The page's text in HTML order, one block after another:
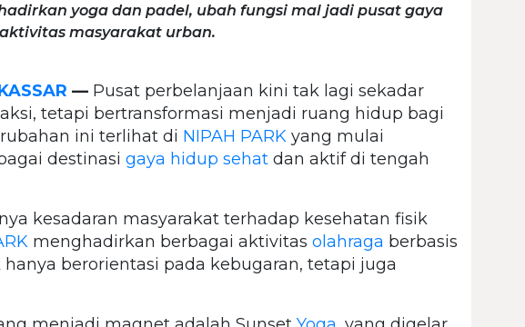
hadirkan yoga dan padel, ubah fungsi mal jadi pusat gaya
masyarakat urban.
— Pusat perbelanjaan kini tak lagi sekadar
tetapi bertransformasi menjadi ruang hidup bagi
ini terlihat di NIPAH PARK yang mulai
destinasi gaya hidup sehat dan aktif di tengah
kesadaran masyarakat terhadap kesehatan fisik
menghadirkan berbagai aktivitas olahraga berbasis
berorientasi pada kebugaran, tetapi juga